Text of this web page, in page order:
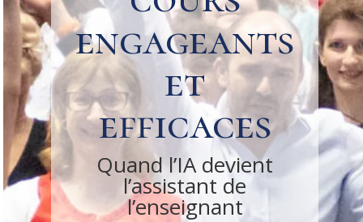
engageants
et
efficaces
Quand l’IA devient
l’assistant de
l’enseignant